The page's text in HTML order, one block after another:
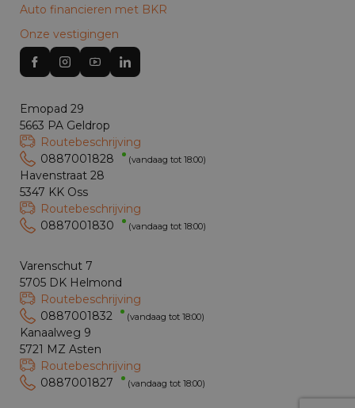
Auto financieren met BKR
Onze vestigingen
Emopad 29
5663 PA Geldrop
Routebeschrijving
0887001828
(vandaag tot 18:00)
Havenstraat 28
5347 KK Oss
Routebeschrijving
0887001830
(vandaag tot 18:00)
Varenschut 7
5705 DK Helmond
Routebeschrijving
0887001832
(vandaag tot 18:00)
Kanaalweg 9
5721 MZ Asten
Routebeschrijving
0887001827
(vandaag tot 18:00)